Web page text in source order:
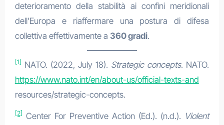
deterioramento della stabilità ai confini meridionali
dell’Europa e riaffermare una postura di difesa
collettiva effettivamente a 360 gradi.
[1] NATO. (2022, July 18). Strategic concepts. NATO.
https://www.nato.int/en/about-us/official-texts-and
resources/strategic-concepts.
[2] Center For Preventive Action (Ed.). (n.d.). Violent